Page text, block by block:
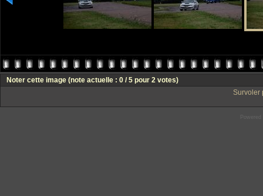
Noter cette image (note actuelle : 0 / 5 pour 2 votes)
Survoler